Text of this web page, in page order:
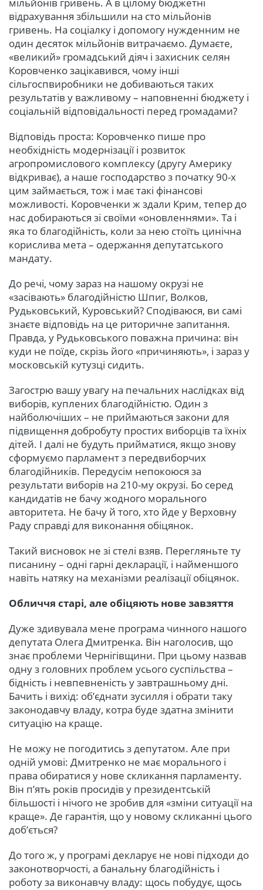
мільйонів гривень. А в цілому бюджетні
відрахування збільшили на сто мільйонів
гривень. На соціалку і допомогу нужденним не
один десяток мільйонів витрачаємо. Думаєте,
«великий» громадський діяч і захисник селян
Коровченко зацікавився, чому інші
сільгоспвиробники не добиваються таких
результатів у важливому – наповненні бюджету і
соціальній відповідальності перед громадами?
Відповідь проста: Коровченко пише про
необхідність модернізації і розвиток
агропромислового комплексу (другу Америку
відкриває), а наше господарство з початку 90-х
цим займається, тож і має такі фінансові
можливості. Коровченки ж здали Крим, тепер до
нас добираються зі своїми «оновленнями». Та і
яка то благодійність, коли за нею стоїть цинічна
корислива мета – одержання депутатського
мандату.
До речі, чому зараз на нашому окрузі не
«засівають» благодійністю Шпиг, Волков,
Рудьковський, Куровський? Сподіваюся, ви самі
знаєте відповідь на це риторичне запитання.
Правда, у Рудьковського поважна причина: він
куди не поїде, скрізь його «причиняють», і зараз у
московській кутузці сидить.
Загострю вашу увагу на печальних наслідках від
виборів, куплених благодійністю. Один з
найболючіших – не приймаються закони для
підвищення добробуту простих виборців та їхніх
дітей. І далі не будуть прийматися, якщо знову
сформуємо парламент з передвиборчих
благодійників. Передусім непокоюся за
результати виборів на 210-му окрузі. Бо серед
кандидатів не бачу жодного морального
авторитета. Не бачу й того, хто йде у Верховну
Раду справді для виконання обіцянок.
Такий висновок не зі стелі взяв. Перегляньте ту
писанину – одні гарні декларації, і найменшого
навіть натяку на механізми реалізації обіцянок.
Обличчя старі, але обіцяють нове завзяття
Дуже здивувала мене програма чинного нашого
депутата Олега Дмитренка. Він наголосив, що
знає проблеми Чернігівщини. При цьому назвав
одну з головних проблем усього суспільства –
бідність і невпевненість у завтрашньому дні.
Бачить і вихід: об’єднати зусилля і обрати таку
законодавчу владу, котра буде здатна змінити
ситуацію на краще.
Не можу не погодитись з депутатом. Але при
одній умові: Дмитренко не має морального і
права обиратися у нове скликання парламенту.
Він п’ять років просидів у президентській
більшості і нічого не зробив для «зміни ситуації на
краще». Де гарантія, що у новому скликанні цього
доб’ється?
До того ж, у програмі декларує не нові підходи до
законотворчості, а банальну благодійність і
роботу за виконавчу владу: щось побудує, щось